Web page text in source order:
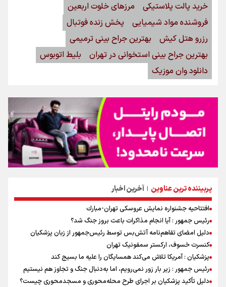
پربیننده ترین عناوین | آخرین اخبار
افتتاحیه جشنواره نمايش عروسكى تهران-مبارك
رئیس جمهور : آیا انجام مذاکرات باعث بروز جنگ شد؟
دلیل امضای تفاهم‌نامه آتش‌بس توسط رئیس‌جمهور از زبان پزشکیان
کنسرت خسوف، ارکستر سمفونیک تهران
پزشکیان : آمریکا تلاش می‌کند همسایگان را علیه ما بسیج کند
رئیس جمهور : زیر بار زور نمی‌رویم، اما به‌دنبال جنگ و تجاوز هم نیستیم
دلیل تأکید پزشکیان بر اجرای طرح محله‌محوری و مسجدمحوری چیست؟
خرید پالت پلاستیکی
مرزهای خلوت اربعین
فروشنده مواد شیمیایی
پخش زنده فوتبال
رزرو هتل کیش
بهترین جراح بینی ترمیمی
بهترین جراح بینی استخوانی در تهران
بلیط اتوبوس
دانلود وان موزیک